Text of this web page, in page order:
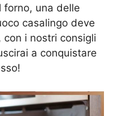
forno, una delle
casalingo deve
i nostri consigli
a conquistare